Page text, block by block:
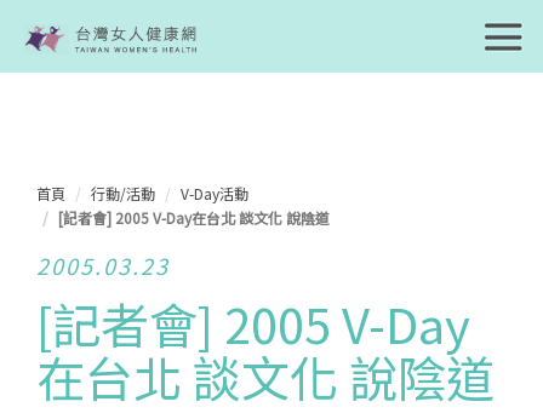
首頁 行動/活動
V-Day活動
[記者會] 2005 V-Day在台北 談文化 說陰道
2005.03.23
[記者會] 2005 V-Day
在台北 談文化 說陰道